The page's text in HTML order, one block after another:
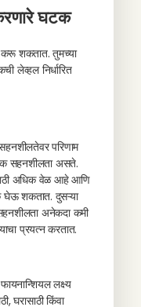
घटक
शकतात. तुमच्या
लेव्हल निर्धारित
परिणाम
सहनशीलता असते.
अधिक वेळ आहे आणि
घेऊ शकतात. दुसऱ्या
अनेकदा कमी
प्रयत्न करतात.
लक्ष्य
घरासाठी किंवा